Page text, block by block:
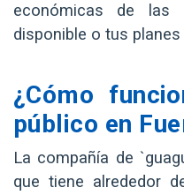
económicas de las
disponible o tus
¿Cómo
público en
La compañía de
que tiene alrededor